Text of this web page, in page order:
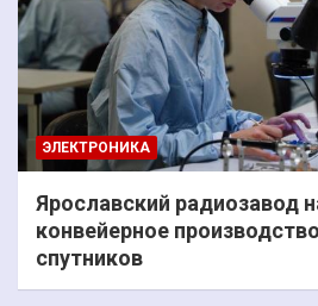
ЭЛЕКТРОНИКА
Ярославский радиозавод
конвейерное
спутников